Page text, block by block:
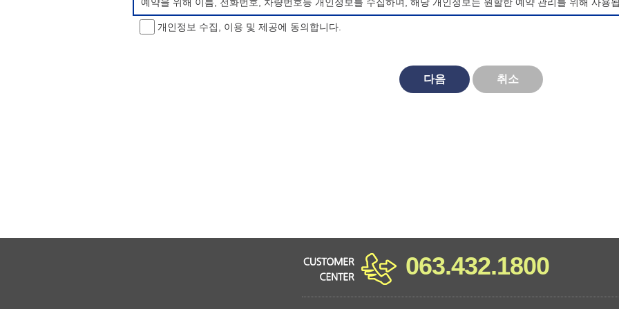
개인정보 처리방침 변경
개인정보 수집, 이용 및 제공에 동의합니다.
다음 취소
063.432.1800